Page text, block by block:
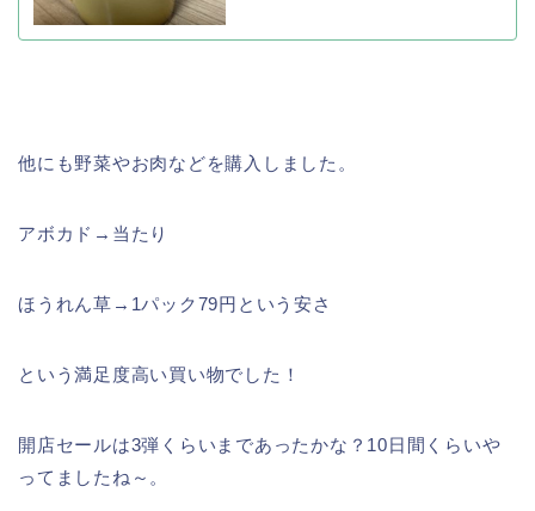
他にも野菜やお肉などを購入しました。
アボカド→当たり
ほうれん草→1パック79円という安さ
という満足度高い買い物でした！
開店セールは3弾くらいまであったかな？10日間くらいや
ってましたね～。